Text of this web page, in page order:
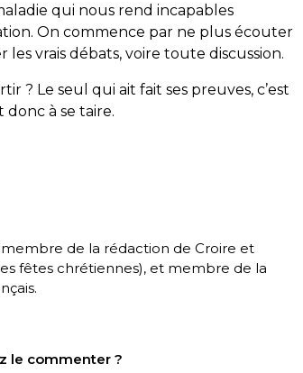
qui nous rend incapables
On commence par ne plus écouter
les vrais débats, voire toute discussion.
? Le seul qui ait fait ses preuves, c’est
à se taire.
membre de la rédaction de Croire et
fêtes chrétiennes), et membre de la
le commenter ?